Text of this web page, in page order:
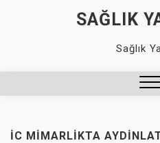
SAĞLIK
Sağlık
İC MIMARLIKTA